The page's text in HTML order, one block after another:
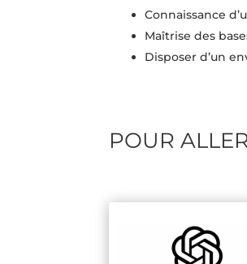
Connaissance
Maîtrise des
Disposer d’un
POUR